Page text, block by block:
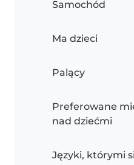
Samochód
Ma dzieci
Palący
Preferowane
nad dziećmi
Języki, którymi